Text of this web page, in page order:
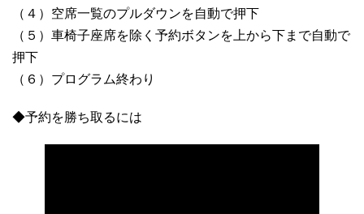
（４）空席一覧のプルダウンを自動で押下
（５）車椅子座席を除く予約ボタンを上から下まで自動で
押下
（６）プログラム終わり
◆予約を勝ち取るには